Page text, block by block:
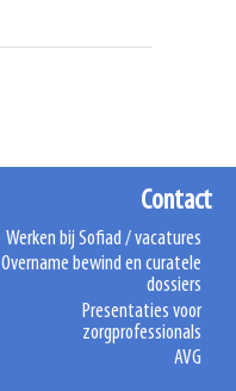
Contact
Werken bij Sofiad / vacatures
Overname bewind en curatele
dossiers
Presentaties voor
zorgprofessionals
AVG